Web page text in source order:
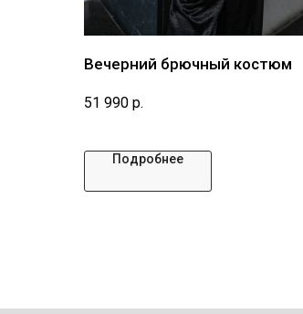
Вечерний брючный костюм
51 990 р.
Подробнее